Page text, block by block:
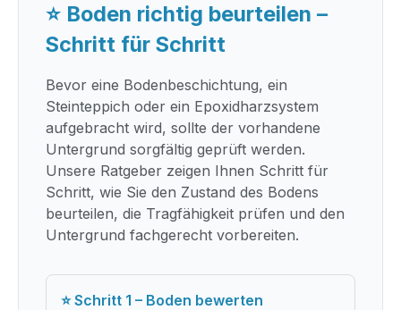
⭐ Boden richtig beurteilen –
Schritt für Schritt
Bevor eine Bodenbeschichtung, ein
Steinteppich oder ein Epoxidharzsystem
aufgebracht wird, sollte der vorhandene
Untergrund sorgfältig geprüft werden.
Unsere Ratgeber zeigen Ihnen Schritt für
Schritt, wie Sie den Zustand des Bodens
beurteilen, die Tragfähigkeit prüfen und den
Untergrund fachgerecht vorbereiten.
⭐ Schritt 1 – Boden bewerten